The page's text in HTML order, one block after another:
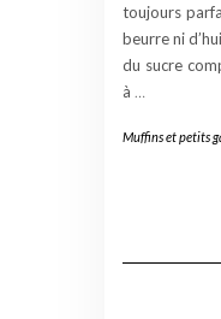
toujours
beurre ni
du sucre
à …
Muffins et petits